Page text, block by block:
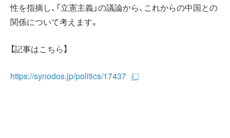
性を指摘し、「立憲主義」の議論から、これからの中国との
関係について考えます。
【記事はこちら】
https://synodos.jp/politics/17437